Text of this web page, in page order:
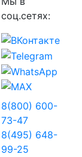
соц.сетях:
8(800) 600-
73-47
8(495) 648-
99-25